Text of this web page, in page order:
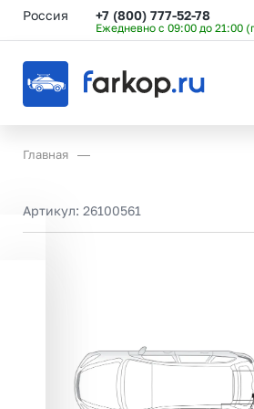
Россия +7 (800) 777-52-78
Ежедневно с 09:00 до 21:00
Главная
Артикул: 26100561